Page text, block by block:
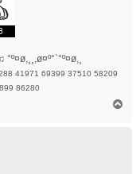
41971 69399 37510 58209
86280